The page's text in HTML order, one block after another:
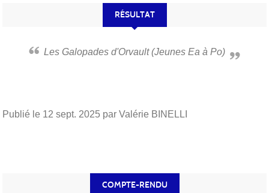
RÉSULTAT
Les Galopades d'Orvault (Jeunes Ea à Po)
Publié le 12 sept. 2025 par Valérie BINELLI
COMPTE-RENDU